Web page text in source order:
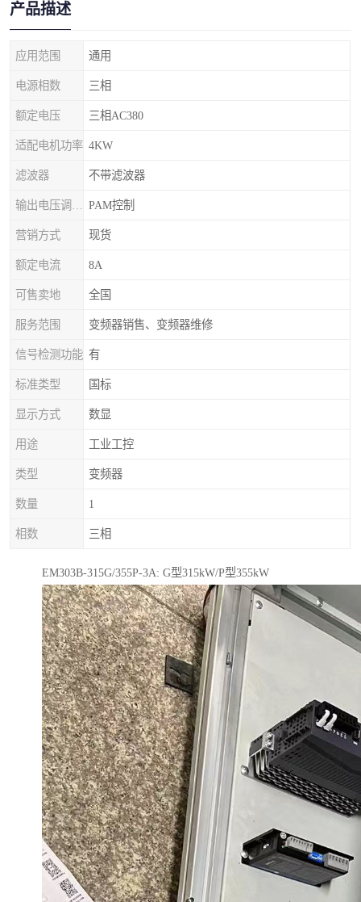
产品描述
应用范围 通用
电源相数 三相
额定电压 三相AC380
适配电机功率 4KW
滤波器 不带滤波器
PAM控制
营销方式 现货
额定电流 8A
可售卖地 全国
服务范围 变频器销售、变频器维修
信号检测功能 有
标准类型 国标
显示方式 数显
用途 工业工控
类型 变频器
数量 1
相数 三相
EM303B-315G/355P-3A: G型315kW/P型355kW